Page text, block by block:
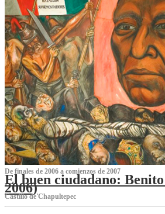
De finales de 2006 a comienzos de 2007
El buen ciudadano:
2006)
Castillo de Chapultepec